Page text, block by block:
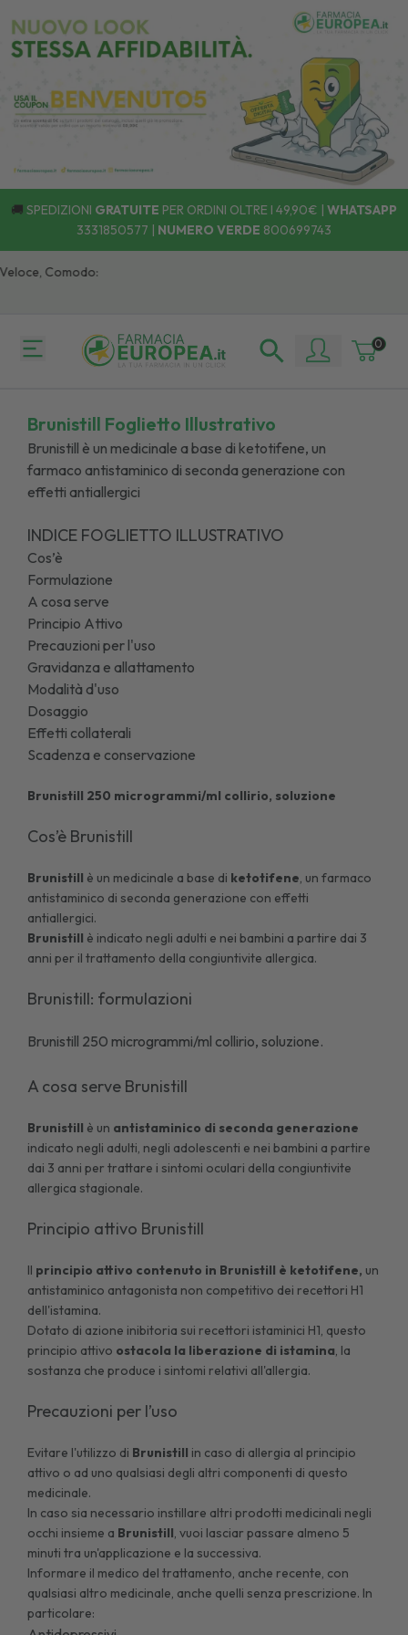
🚚 SPEDIZIONI GRATUITE PER ORDINI OLTRE I 49,90€ | WHATSAPP
3331850577 | NUMERO VERDE 800699743
Comodo:
0
Brunistill Foglietto Illustrativo
Brunistill è un medicinale a base di ketotifene, un
farmaco antistaminico di seconda generazione con
effetti antiallergici
INDICE FOGLIETTO ILLUSTRATIVO
Cos’è
Formulazione
A cosa serve
Principio Attivo
Precauzioni per l'uso
Gravidanza e allattamento
Modalità d'uso
Dosaggio
Effetti collaterali
Scadenza e conservazione
Brunistill 250 microgrammi/ml collirio, soluzione
Cos’è Brunistill
Brunistill è un medicinale a base di ketotifene, un farmaco
antistaminico di seconda generazione con effetti
antiallergici.
Brunistill è indicato negli adulti e nei bambini a partire dai 3
anni per il trattamento della congiuntivite allergica.
Brunistill: formulazioni
Brunistill 250 microgrammi/ml collirio, soluzione.
A cosa serve Brunistill
Brunistill è un antistaminico di seconda generazione
indicato negli adulti, negli adolescenti e nei bambini a partire
dai 3 anni per trattare i sintomi oculari della congiuntivite
allergica stagionale.
Principio attivo Brunistill
Il principio attivo contenuto in Brunistill è ketotifene, un
antistaminico antagonista non competitivo dei recettori H1
dell'istamina.
Dotato di azione inibitoria sui recettori istaminici H1, questo
principio attivo ostacola la liberazione di istamina, la
sostanza che produce i sintomi relativi all'allergia.
Precauzioni per l’uso
Evitare l'utilizzo di Brunistill in caso di allergia al principio
attivo o ad uno qualsiasi degli altri componenti di questo
medicinale.
In caso sia necessario instillare altri prodotti medicinali negli
occhi insieme a Brunistill, vuoi lasciar passare almeno 5
minuti tra un'applicazione e la successiva.
Informare il medico del trattamento, anche recente, con
qualsiasi altro medicinale, anche quelli senza prescrizione. In
particolare: